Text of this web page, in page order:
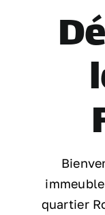
Nous joindre
quartier